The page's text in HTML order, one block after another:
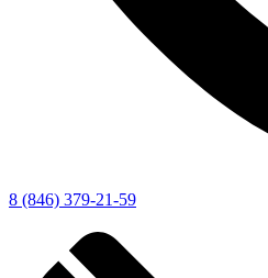
8 (846) 379-21-59